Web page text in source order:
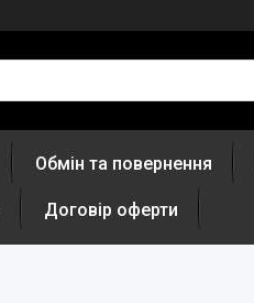
Обмін та повернення
Договір оферти